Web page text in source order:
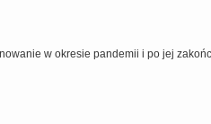
w okresie pandemii i po jej